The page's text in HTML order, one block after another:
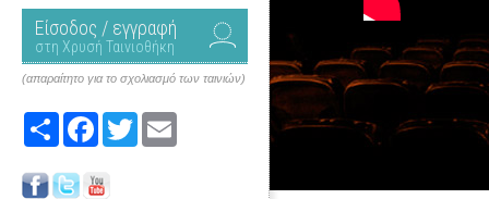
Είσοδος / εγγραφή
στη Χρυσή Ταινιοθήκη
(απαραίτητο για το σχολιασμό των ταινιών)
Share FacebookTwitter